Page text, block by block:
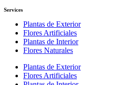
Services
Plantas de Exterior
Flores Artificiales
Plantas de Interior
Flores Naturales
Plantas de Exterior
Flores Artificiales